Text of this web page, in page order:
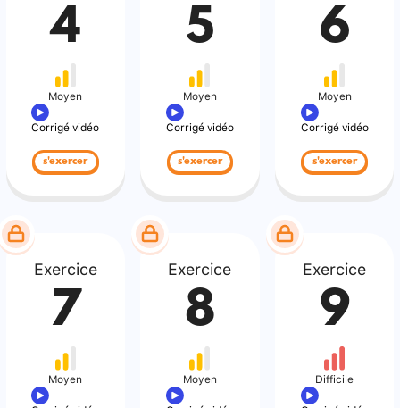
4
Moyen
Corrigé vidéo
s'exercer
5
Moyen
Corrigé vidéo
s'exercer
6
Moyen
Corrigé vidéo
s'exercer
Exercice
7
Moyen
Exercice
8
Moyen
Exercice
9
Difficile